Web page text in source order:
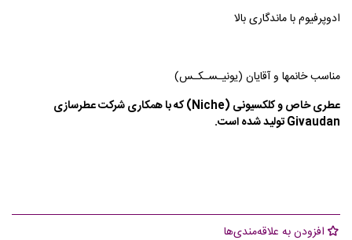
ادوپرفیوم با ماندگاری بالا
مناسب خانمها و آقایان (یونیـسـکـس)
عطری خاص و کلکسیونی (Niche) که با همکاری شرکت عطرسازی
Givaudan تولید شده است.
افزودن به علاقه‌مندی‌ها